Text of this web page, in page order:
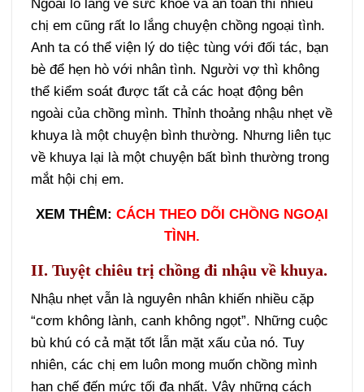
Ngoài lo lắng về sức khỏe và an toàn thì nhiều
chị em cũng rất lo lắng chuyện chồng ngoại tình.
Anh ta có thể viện lý do tiệc tùng với đối tác, bạn
bè để hẹn hò với nhân tình. Người vợ thì không
thể kiểm soát được tất cả các hoạt động bên
ngoài của chồng mình. Thỉnh thoảng nhậu nhẹt về
khuya là một chuyện bình thường. Nhưng liên tục
về khuya lại là một chuyện bất bình thường trong
mắt hội chị em.
XEM THÊM: CÁCH THEO DÕI CHỒNG NGOẠI
TÌNH.
II. Tuyệt chiêu trị chồng đi nhậu về khuya.
Nhậu nhẹt vẫn là nguyên nhân khiến nhiều cặp
“cơm không lành, canh không ngọt”. Những cuộc
bù khú có cả mặt tốt lẫn mặt xấu của nó. Tuy
nhiên, các chị em luôn mong muốn chồng mình
hạn chế đến mức tối đa nhất. Vậy những cách